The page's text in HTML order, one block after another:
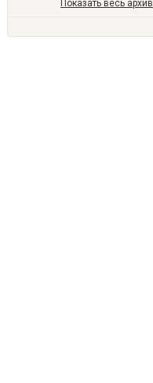
Показать весь архив